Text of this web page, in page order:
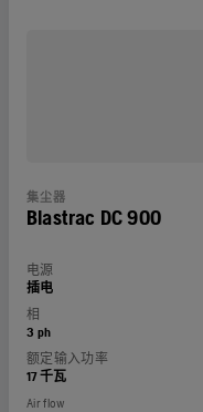
集尘器
Blastrac DC 900
电源
插电
相
3 ph
额定输入功率
17 千瓦
Air flow